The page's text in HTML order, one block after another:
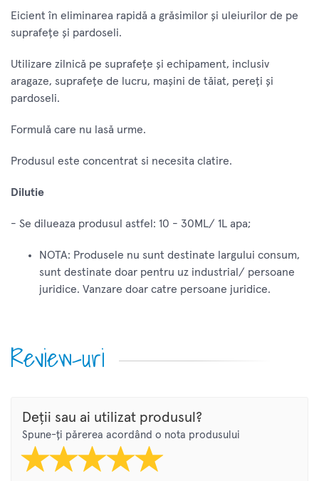
Eicient în eliminarea rapidă a grăsimilor și uleiurilor de pe
suprafețe și pardoseli.
Utilizare zilnică pe suprafețe și echipament, inclusiv
aragaze, suprafețe de lucru, mașini de tăiat, pereți și
pardoseli.
Formulă care nu lasă urme.
Produsul este concentrat si necesita clatire.
Dilutie
- Se dilueaza produsul astfel: 10 - 30ML/ 1L apa;
NOTA: Produsele nu sunt destinate largului consum,
sunt destinate doar pentru uz industrial/ persoane
juridice. Vanzare doar catre persoane juridice.
Review-uri
Deții sau ai utilizat produsul?
Spune-ți părerea acordând o nota produsului